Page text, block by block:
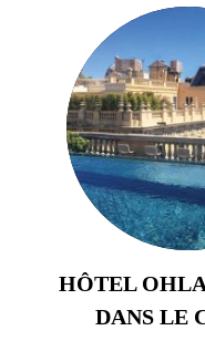
HÔTEL
DANS LE